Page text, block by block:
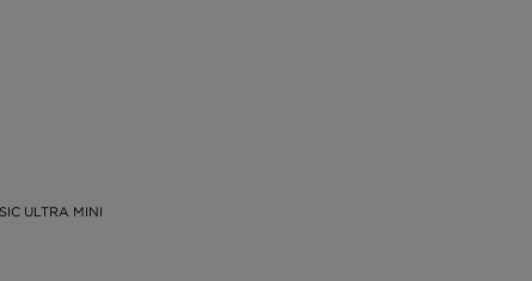
ULTRA MINI